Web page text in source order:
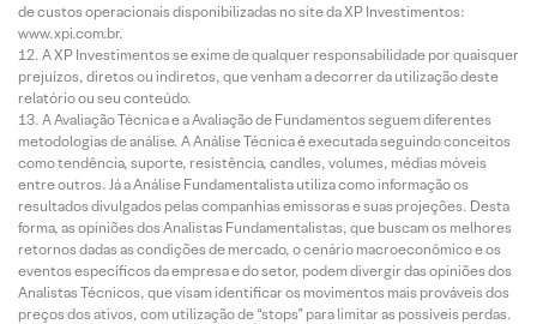
de custos operacionais disponibilizadas no site da XP Investimentos:
www.xpi.com.br.
A XP Investimentos se exime de qualquer responsabilidade por quaisquer
prejuízos, diretos ou indiretos, que venham a decorrer da utilização deste
relatório ou seu conteúdo.
A Avaliação Técnica e a Avaliação de Fundamentos seguem diferentes
metodologias de análise. A Análise Técnica é executada seguindo conceitos
como tendência, suporte, resistência, candles, volumes, médias móveis
entre outros. Já a Análise Fundamentalista utiliza como informação os
resultados divulgados pelas companhias emissoras e suas projeções. Desta
forma, as opiniões dos Analistas Fundamentalistas, que buscam os melhores
retornos dadas as condições de mercado, o cenário macroeconômico e os
eventos específicos da empresa e do setor, podem divergir das opiniões dos
Analistas Técnicos, que visam identificar os movimentos mais prováveis dos
preços dos ativos, com utilização de “stops” para limitar as possíveis perdas.